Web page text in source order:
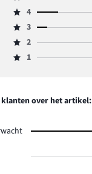
5,
aantal
reviews
Beoordeling
4,
aantal
reviews
4
Beoordeling
3,
aantal
3
Beoordeling
2,
0.
2
Beoordeling
reviews
1
klanten over het artikel: